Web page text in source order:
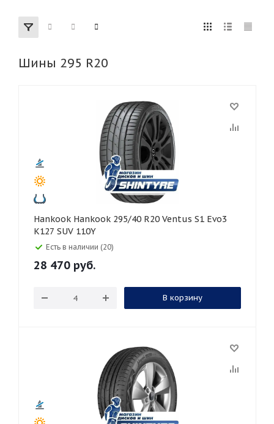
R22
155 165
285 295
30 40 45 45
55 65 70
Шины 295 R20
Hankook Hankook 295/40 R20 Ventus S1 Evo3
K127 SUV 110Y
Есть в наличии (20)
28 470 руб.
В корзину